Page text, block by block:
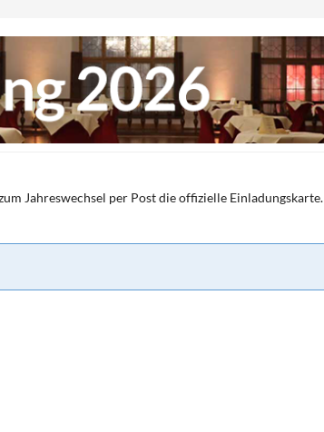
Jahreswechsel per Post die offizielle Einladungskarte.